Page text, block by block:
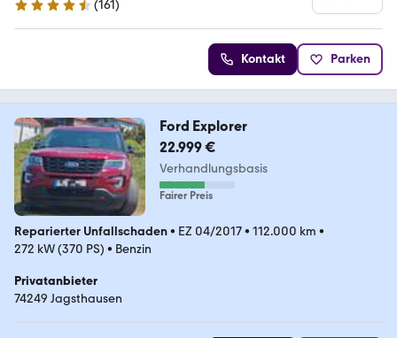
4.3 Sterne
(161)
Kontakt Parken
Ford Explorer
22.999 €
Verhandlungsbasis
Fairer Preis
Reparierter Unfallschaden• EZ 04/2017• 112.000 km •
272 kW (370 PS) • Benzin
Privatanbieter
74249 Jagsthausen